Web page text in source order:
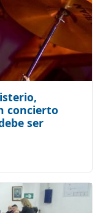
concierto
ser